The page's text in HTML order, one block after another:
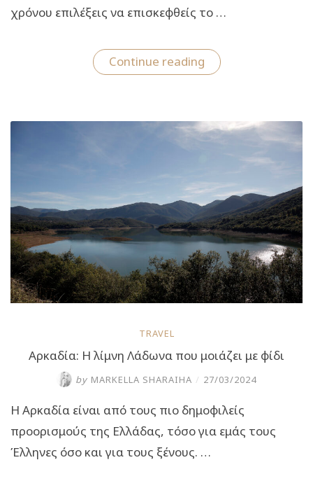
χρόνου επιλέξεις να επισκεφθείς το …
Continue reading“Ταξίδι
στην
λίμνη
Κουρνά
και
που
την
ακολουθεί”
TRAVEL
Αρκαδία: Η λίμνη Λάδωνα που μοιάζει με φίδι
by MARKELLA SHARAIHA / 27/03/2024
Η Αρκαδία είναι από τους πιο δημοφιλείς
προορισμούς της Ελλάδας, τόσο για εμάς τους
Έλληνες όσο και για τους ξένους. …